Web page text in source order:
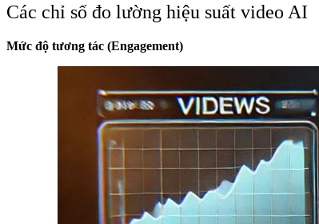
Các chỉ số đo lường hiệu suất video AI
Mức độ tương tác (Engagement)